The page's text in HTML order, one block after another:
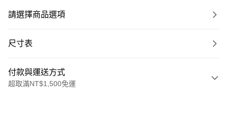
請選擇商品選項
尺寸表
付款與運送方式
超取滿NT$1,500免運